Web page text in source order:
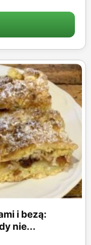
i bezą:
nie...